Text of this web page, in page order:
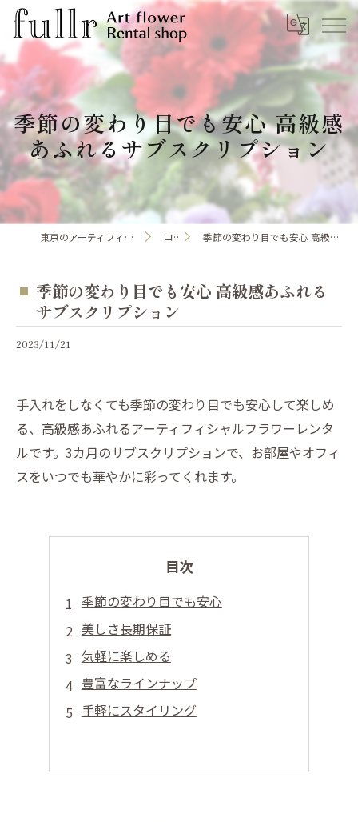
季節の変わり目でも安心 高級感
あふれるサブスクリプション
東京のアーティフィシャルフラワーならfullr コラム 季節の変わり目でも安心 高級感あふれるサブスクリプション
季節の変わり目でも安心 高級感あふれる
サブスクリプション
2023/11/21
手入れをしなくても季節の変わり目でも安心して楽しめ
る、高級感あふれるアーティフィシャルフラワーレンタ
ルです。3カ月のサブスクリプションで、お部屋やオフィ
スをいつでも華やかに彩ってくれます。
目次
季節の変わり目でも安心
美しさ長期保証
気軽に楽しめる
豊富なラインナップ
手軽にスタイリング